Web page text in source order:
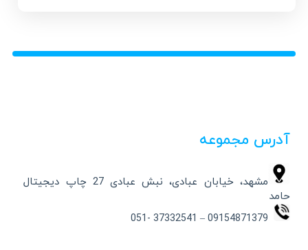
آدرس مجموعه
مشهد، خیابان عبادی، نبش عبادی 27 چاپ دیجیتال
حامد